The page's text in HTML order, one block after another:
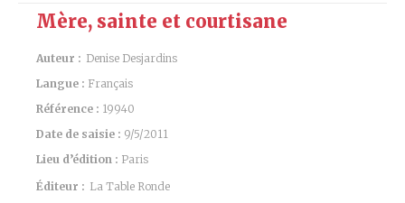
Mère, sainte et courtisane
Auteur : Denise Desjardins
Langue : Français
Référence : 19940
Date de saisie : 9/5/2011
Lieu d’édition : Paris
Éditeur : La Table Ronde